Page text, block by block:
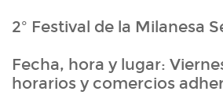
2º Festival de la Milanesa
Fecha, hora y lugar:
horarios y comercios